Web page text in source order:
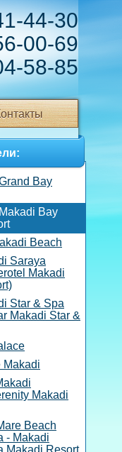
44-30
00-69
58-85
Bay
Bay
Beach
Saraya
Makadi
Star & Spa
Makadi Star &
Makadi
Makadi
Beach
- Makadi
Makadi Resort